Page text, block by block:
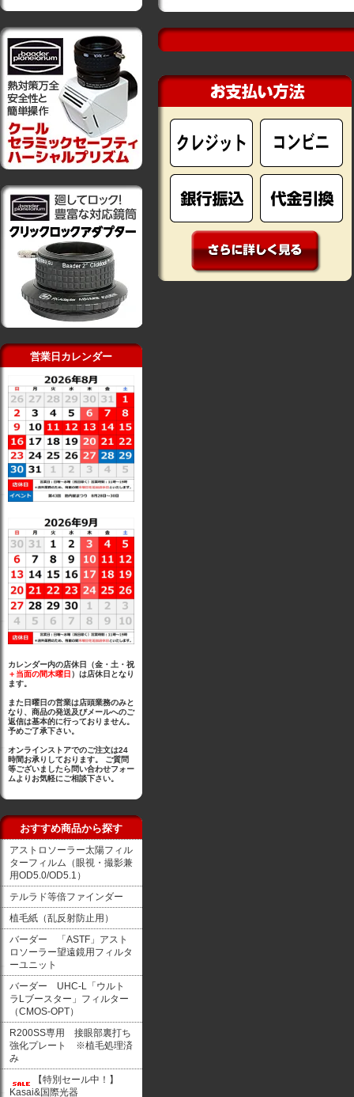
営業日カレンダー
カレンダー内の店休日（金・土・祝
＋当面の間木曜日 ）は店休日となり
ます。
また日曜日の営業は店頭業務のみと
なり、商品の発送及びメールへのご
返信は基本的に行っておりません。
予めご了承下さい。
オンラインストアでのご注文は24
時間お承りしております。 ご質問
等ございましたら問い合わせフォー
ムよりお気軽にご相談下さい。
おすすめ商品から探す
アストロソーラー太陽フィル
ターフィルム（眼視・撮影兼
用OD5.0/OD5.1）
テルラド等倍ファインダー
植毛紙（乱反射防止用）
バーダー 「ASTF」アスト
ロソーラー望遠鏡用フィルタ
ーユニット
バーダー UHC-L「ウルト
ラLブースター」フィルター
（CMOS-OPT）
R200SS専用 接眼部裏打ち
強化プレート ※植毛処理済
み
【特別セール中！】
Kasai&国際光器